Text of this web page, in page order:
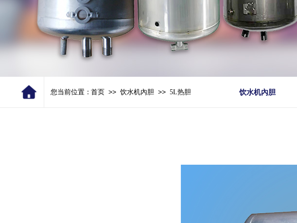
饮水机內胆
您当前位置：首页 >> 饮水机內胆 >> 5L热胆